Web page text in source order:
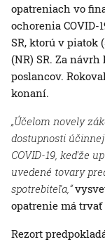
opatreniach vo
ochorenia
SR, ktorú v piatok
(NR) SR. Za
poslancov.
konaní.
„Účelom novely
dostupnosti
COVID-19, keďže
uvedené tovary
spotrebiteľa,“
opatrenie má
Rezort